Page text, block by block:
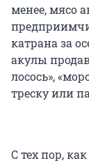
менее, мясо
катрана за
акулы
лосось»,
треску или
С тех пор,